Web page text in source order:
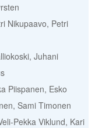
Nikupaavo, Petri
Juhani
Piispanen, Esko
Sami Timonen
Pekka Viklund, Kari